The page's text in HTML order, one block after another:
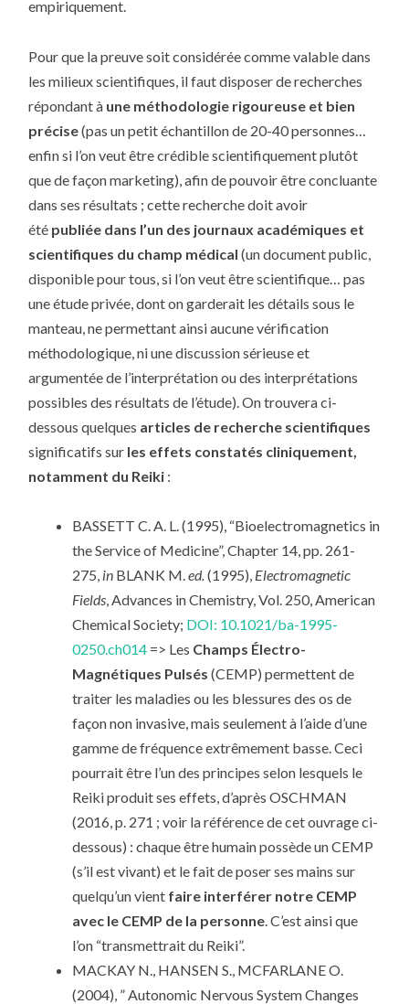
empiriquement.
Pour que la preuve soit considérée comme valable dans
les milieux scientifiques, il faut disposer de recherches
répondant à une méthodologie rigoureuse et bien
précise(pas un petit échantillon de 20-40 personnes…
enfin si l’on veut être crédible scientifiquement plutôt
que de façon marketing), afin de pouvoir être concluante
dans ses résultats ; cette recherche doit avoir
été publiée dans l’un des journaux académiques et
scientifiques du champ médical(un document public,
disponible pour tous, si l’on veut être scientifique… pas
une étude privée, dont on garderait les détails sous le
manteau, ne permettant ainsi aucune vérification
méthodologique, ni une discussion sérieuse et
argumentée de l’interprétation ou des interprétations
possibles des résultats de l’étude). On trouvera ci-
dessous quelques articles de recherche scientifiques
significatifs sur les effets constatés cliniquement,
notamment du Reiki :
BASSETT C. A. L. (1995), “Bioelectromagnetics in
the Service of Medicine”, Chapter 14, pp. 261-
275, in BLANK M.ed. (1995), Electromagnetic
Fields , Advances in Chemistry, Vol. 250, American
Chemical Society; DOI: 10.1021/ba-1995-
0250.ch014 => Les Champs Électro-
Magnétiques Pulsés (CEMP) permettent de
traiter les maladies ou les blessures des os de
façon non invasive, mais seulement à l’aide d’une
gamme de fréquence extrêmement basse. Ceci
pourrait être l’un des principes selon lesquels le
Reiki produit ses effets, d’après OSCHMAN
(2016, p. 271 ; voir la référence de cet ouvrage ci-
dessous) : chaque être humain possède un CEMP
(s’il est vivant) et le fait de poser ses mains sur
quelqu’un vient faire interférer notre CEMP
avec le CEMP de la personne . C’est ainsi que
l’on “transmettrait du Reiki”.
MACKAY N., HANSEN S., MCFARLANE O.
(2004), ” Autonomic Nervous System Changes